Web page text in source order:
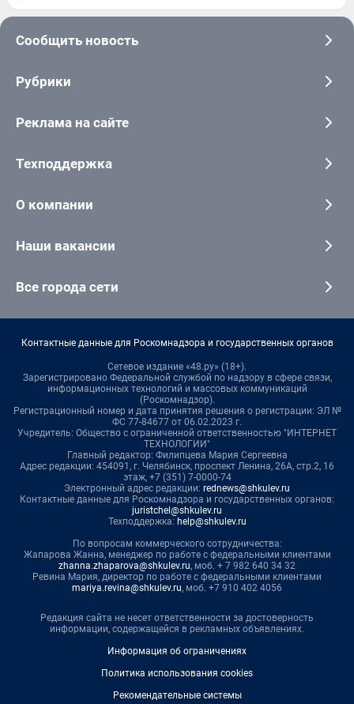
Сообщить новость
Рубрики
Реклама на сайте
Техподдержка
О компании
Наши вакансии
Все города сети
Контактные данные для Роскомнадзора и государственных органов
Сетевое издание «48.ру» (18+).
Зарегистрировано Федеральной службой по надзору в сфере связи,
информационных технологий и массовых коммуникаций
(Роскомнадзор).
Регистрационный номер и дата принятия решения о регистрации: ЭЛ №
ФС 77-84677 от 06.02.2023 г.
Учредитель: Общество с ограниченной ответственностью "ИНТЕРНЕТ
ТЕХНОЛОГИИ"
Главный редактор: Филипцева Мария Сергеевна
Адрес редакции: 454091, г. Челябинск, проспект Ленина, 26А, стр.2, 16
этаж, +7 (351) 7-0000-74
Электронный адрес редакции: rednews@shkulev.ru
Контактные данные для Роскомнадзора и государственных органов:
juristchel@shkulev.ru
Техподдержка: help@shkulev.ru
По вопросам коммерческого сотрудничества:
Жапарова Жанна, менеджер по работе с федеральными клиентами
zhanna.zhaparova@shkulev.ru, моб. + 7 982 640 34 32
Ревина Мария, директор по работе с федеральными клиентами
mariya.revina@shkulev.ru, моб. +7 910 402 4056
Редакция сайта не несет ответственности за достоверность
информации, содержащейся в рекламных объявлениях.
Информация об ограничениях
Политика использования cookies
Рекомендательные системы